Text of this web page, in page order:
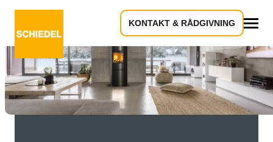
KONTAKT & RÅDGIVNING